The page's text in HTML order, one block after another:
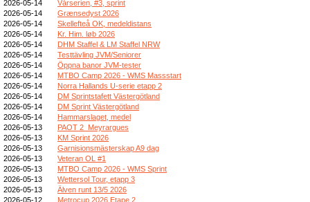
2026-05-14
Vårserien, #3, sprint
2026-05-14
Grænsedyst 2026
2026-05-14
Skellefteå OK, medeldistans
2026-05-14
Kr. Him. løb 2026
2026-05-14
DHM Staffel & LM Staffel NRW
2026-05-14
Testtävling JVM/Seniorer
2026-05-14
Öppna banor JVM-tester
2026-05-14
MTBO Camp 2026 - WMS Massstart
2026-05-14
Norra Hallands U-serie etapp 2
2026-05-14
DM Sprintstafett Västergötland
2026-05-14
DM Sprint Västergötland
2026-05-14
Hammarslaget, medel
2026-05-13
PAOT 2_Meyrargues
2026-05-13
KM Sprint 2026
2026-05-13
Garnisionsmästerskap A9 dag
2026-05-13
Veteran OL #1
2026-05-13
MTBO Camp 2026 - WMS Sprint
2026-05-13
Wettersol Tour, etapp 3
2026-05-13
Älven runt 13/5 2026
2026-05-12
Metrocup 2026 Etape 2